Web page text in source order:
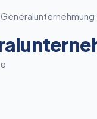
Generalunternehmung